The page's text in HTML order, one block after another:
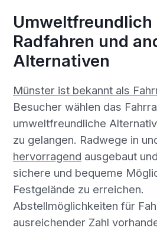
Radfahren und
Alternativen
Münster ist bekannt als
Besucher wählen das
umweltfreundliche
zu gelangen. Radwege in
hervorragend ausgebaut
sichere und bequeme
Festgelände zu erreichen.
Abstellmöglichkeiten für
ausreichender Zahl